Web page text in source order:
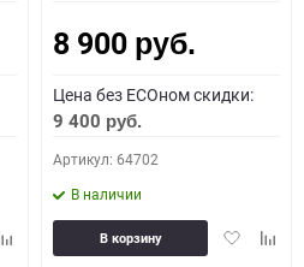
8 900 руб.
Цена без ECOном скидки:
9 400 руб.
Артикул: 64702
В наличии
Добавить
В корзину